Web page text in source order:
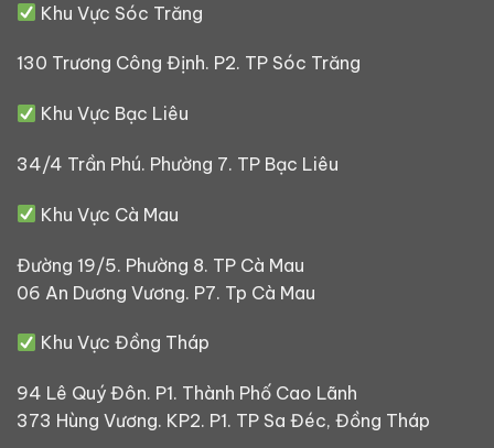
Khu Vực Sóc Trăng
130 Trương Công Định. P2. TP Sóc Trăng
Khu Vực Bạc Liêu
34/4 Trần Phú. Phường 7. TP Bạc Liêu
Khu Vực Cà Mau
Đường 19/5. Phường 8. TP Cà Mau
06 An Dương Vương. P7. Tp Cà Mau
Khu Vực Đồng Tháp
94 Lê Quý Đôn. P1. Thành Phố Cao Lãnh
373 Hùng Vương. KP2. P1. TP Sa Đéc, Đồng Tháp